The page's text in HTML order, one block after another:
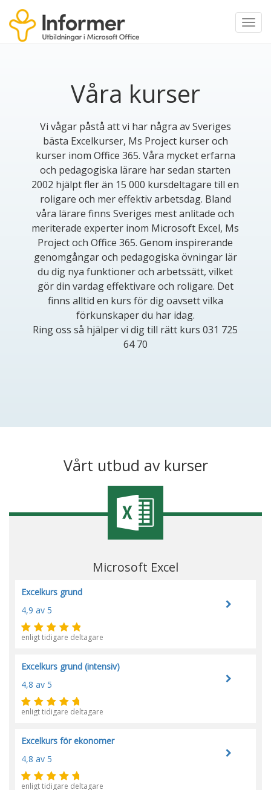
Våra kurser
Vi vågar påstå att vi har några av Sveriges
bästa Excelkurser, Ms Project kurser och
kurser inom Office 365. Våra mycket erfarna
och pedagogiska lärare har sedan starten
2002 hjälpt fler än 15 000 kursdeltagare till en
roligare och mer effektiv arbetsdag. Bland
våra lärare finns Sveriges mest anlitade och
meriterade experter inom Microsoft Excel, Ms
Project och Office 365. Genom inspirerande
genomgångar och pedagogiska övningar lär
du dig nya funktioner och arbetssätt, vilket
gör din vardag effektivare och roligare. Det
finns alltid en kurs för dig oavsett vilka
förkunskaper du har idag.
Ring oss så hjälper vi dig till rätt kurs 031 725
64 70
Vårt utbud av kurser
Microsoft Excel
Excelkurs grund
4,9 av 5
enligt tidigare deltagare
Excelkurs grund (intensiv)
4,8 av 5
enligt tidigare deltagare
Excelkurs för ekonomer
4,8 av 5
enligt tidigare deltagare